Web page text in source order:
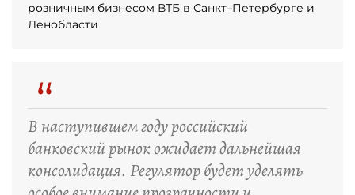
розничным бизнесом ВТБ в Санкт–Петербурге и
Ленобласти
“
В наступившем году российский
банковский рынок ожидает дальнейшая
консолидация. Регулятор будет уделять